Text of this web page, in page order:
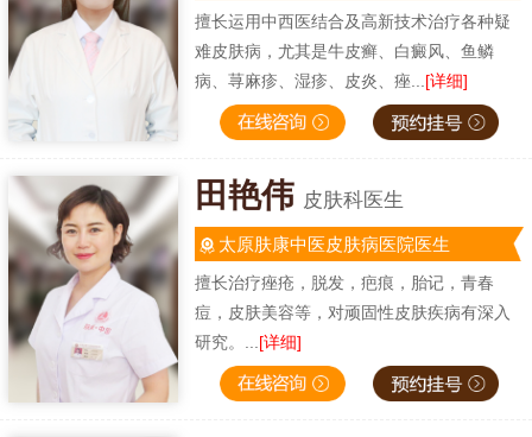
擅长运用中西医结合及高新技术治疗各种疑
难皮肤病，尤其是牛皮癣、白癜风、鱼鳞
病、荨麻疹、湿疹、皮炎、痤... [详细]
田艳伟 皮肤科医生
太原肤康中医皮肤病医院医生
擅长治疗痤疮，脱发，疤痕，胎记，青春
痘，皮肤美容等，对顽固性皮肤疾病有深入
研究。... [详细]